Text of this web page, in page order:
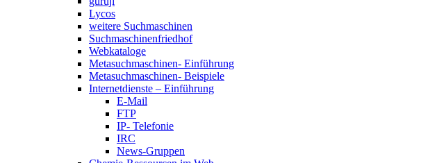
Lycos
weitere Suchmaschinen
Suchmaschinenfriedhof
Webkataloge
Metasuchmaschinen- Einführung
Metasuchmaschinen- Beispiele
Internetdienste – Einführung
E-Mail
FTP
IP- Telefonie
IRC
News-Gruppen